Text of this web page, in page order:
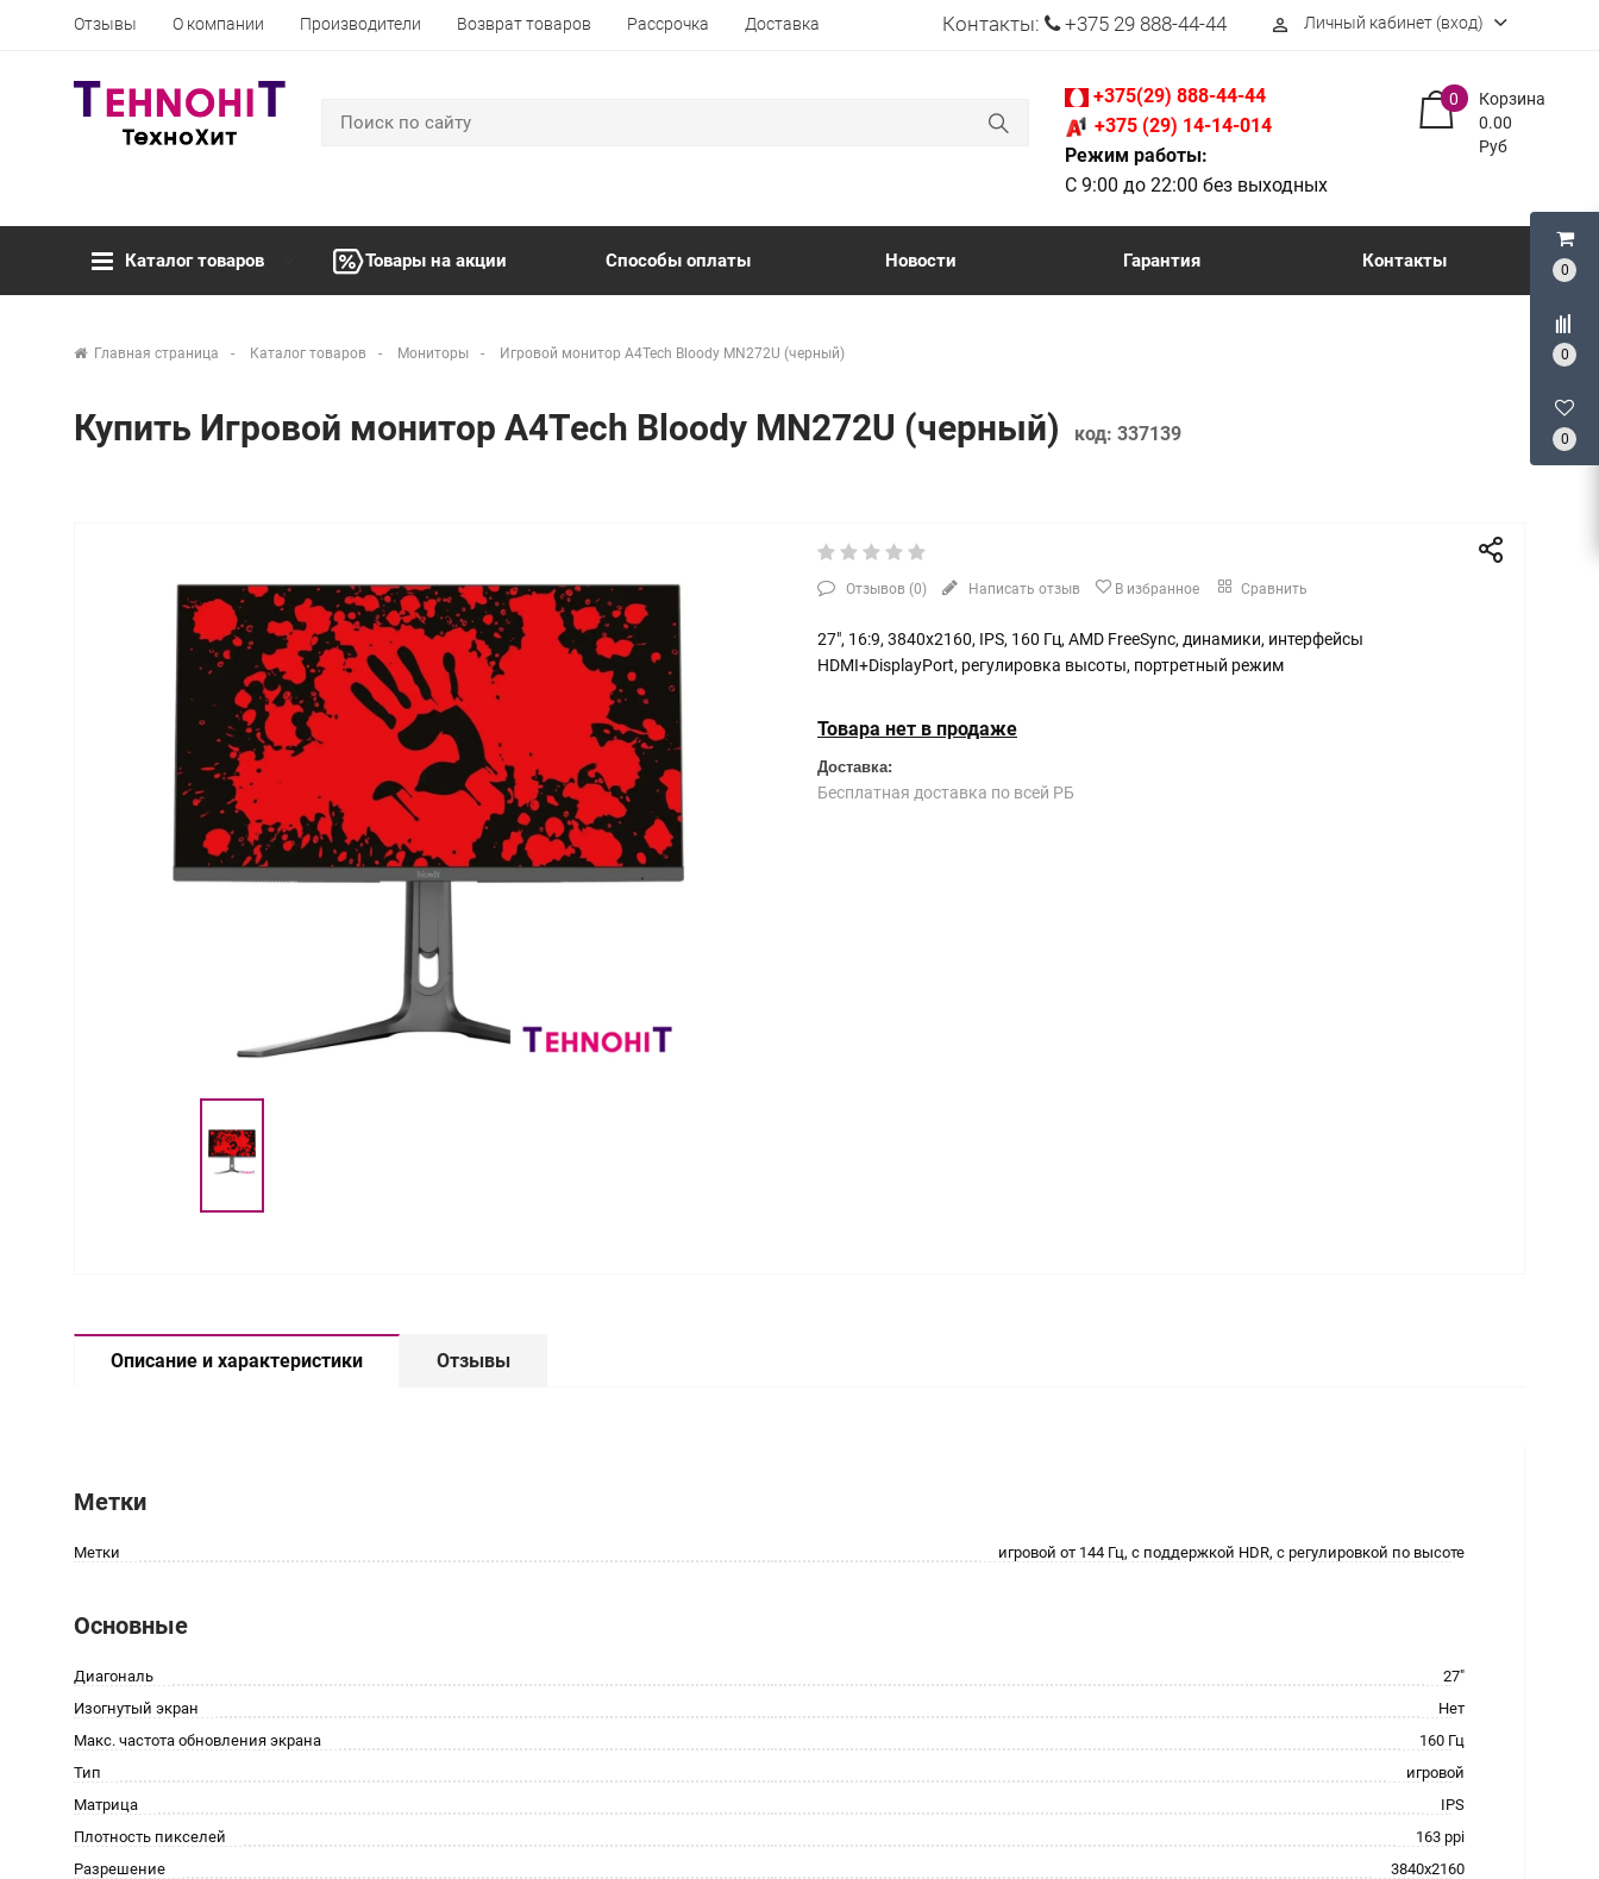
0
0
0
Отзывы О компании Производители Возврат товаров Рассрочка Доставка Контакты: +375 29 888-44-44 perm_identity Личный кабинет (вход)
+375(29) 888-44-44
+375 (29) 14-14-014
Режим работы:
С 9:00 до 22:00 без выходных
Корзина
0
0.00
Руб
Каталог товаров Товары на акции Способы оплаты Новости Гарантия Контакты
Главная страница Каталог товаров Мониторы Игровой монитор A4Tech Bloody MN272U (черный)
Купить Игровой монитор A4Tech Bloody MN272U (черный) код: 337139
Отзывов (0) Написать отзыв В избранное Сравнить
27", 16:9, 3840x2160, IPS, 160 Гц, AMD FreeSync, динамики, интерфейсы
HDMI+DisplayPort, регулировка высоты, портретный режим
Товара нет в продаже
Доставка:
Бесплатная доставка по всей РБ
Описание и характеристики Отзывы
Метки
Метки игровой от 144 Гц, с поддержкой HDR, с регулировкой по высоте
Основные
Диагональ
27"
Изогнутый экран
Нет
Макс. частота обновления экрана
160 Гц
Тип
игровой
Матрица
IPS
Плотность пикселей
163 ppi
Разрешение
3840x2160